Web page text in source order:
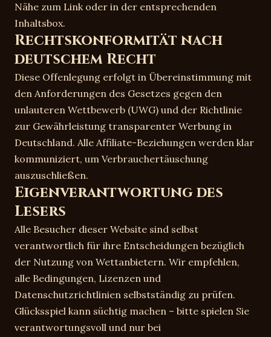
Nähe zum Link oder in der entsprechenden
Inhaltsbox.
Rechtskonformität nach
deutschem Recht
Diese Offenlegung erfolgt in Übereinstimmung mit
den Anforderungen des Gesetzes gegen den
unlauteren Wettbewerb (UWG) und der Richtlinie
zur Gewährleistung transparenter Werbung in
Deutschland. Alle Affiliate-Beziehungen werden klar
kommuniziert, um Verbrauchertäuschung
auszuschließen.
Eigenverantwortung des
Lesers
Alle Besucher dieser Website sind selbst
verantwortlich für ihre Entscheidungen bezüglich
der Nutzung von Wettanbietern. Wir empfehlen,
alle Bedingungen, Lizenzen und
Datenschutzrichtlinien selbstständig zu prüfen.
Glücksspiel kann süchtig machen – bitte spielen Sie
verantwortungsvoll und nur bei